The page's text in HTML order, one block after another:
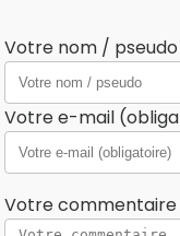
Votre nom / pseudo
Votre e-mail
Votre commentaire